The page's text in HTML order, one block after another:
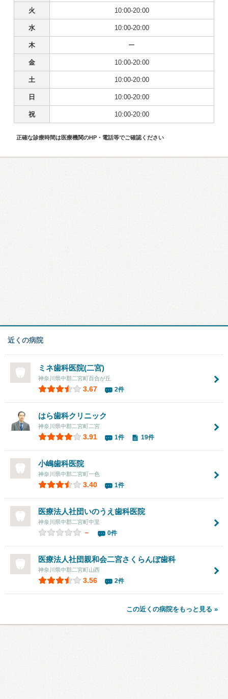
火 10:00-20:00
水 10:00-20:00
木 ー
金 10:00-20:00
土 10:00-20:00
日 10:00-20:00
祝 10:00-20:00
正確な診療時間は医療機関のHP・電話等でご確認ください
近くの病院
ミネ歯科医院(二宮)
神奈川県中郡二宮町百合が丘
3.67 2件
はら歯科クリニック
神奈川県中郡二宮町二宮
3.91 1件 19件
小嶋歯科医院
神奈川県中郡二宮町一色
3.40 1件
医療法人社団いのうえ歯科医院
神奈川県中郡二宮町中里
－ 0件
医療法人社団親和会二宮さくらんぼ歯科
神奈川県中郡二宮町山西
3.56 2件
この近くの病院をもっと見る »